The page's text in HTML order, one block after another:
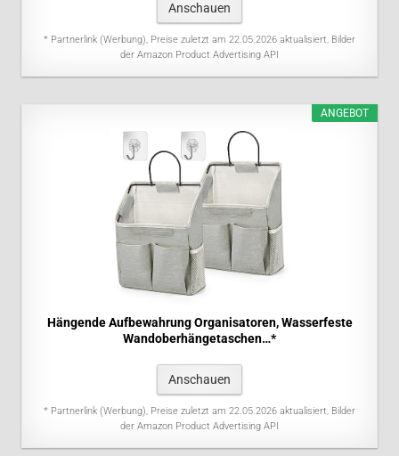
Anschauen
* Partnerlink (Werbung), Preise zuletzt am 22.05.2026 aktualisiert, Bilder
der Amazon Product Advertising API
ANGEBOT
Hängende Aufbewahrung Organisatoren, Wasserfeste
Wandoberhängetaschen…*
Anschauen
* Partnerlink (Werbung), Preise zuletzt am 22.05.2026 aktualisiert, Bilder
der Amazon Product Advertising API